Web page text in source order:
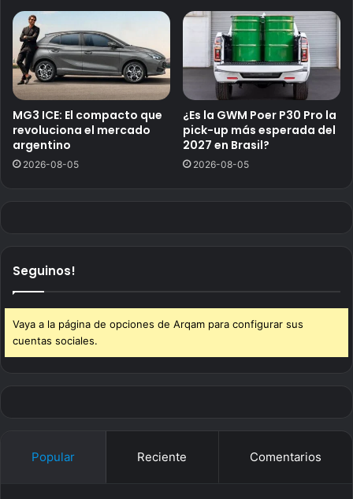
MG3 ICE: El compacto que
revoluciona el mercado
argentino
2026-08-05
¿Es la GWM Poer P30 Pro la
pick-up más esperada del
2027 en Brasil?
2026-08-05
Seguinos!
Vaya a la página de opciones de Arqam para configurar sus
cuentas sociales.
Popular Reciente Comentarios